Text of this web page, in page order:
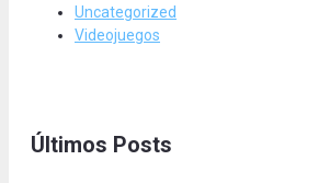
Uncategorized
Videojuegos
Últimos Posts